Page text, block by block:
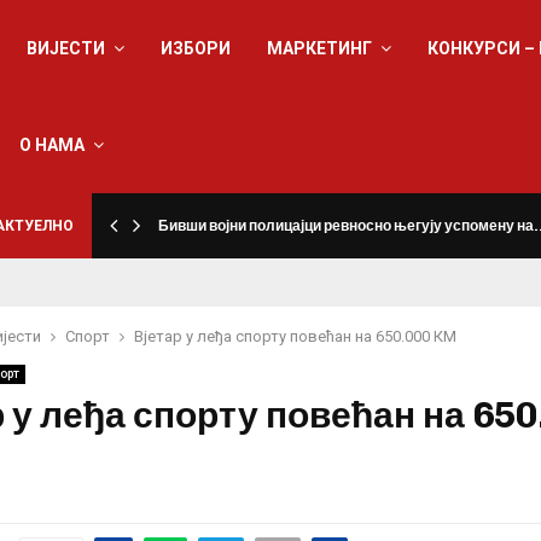
ВИЈЕСТИ ИЗБОРИ МАРКЕТИНГ КОНКУРСИ
О НАМА
Бивши војни полицајци ревносно његују успомену
Спорт Вјетар у леђа спорту повећан на 650.000 КМ
у леђа спорту повећан на